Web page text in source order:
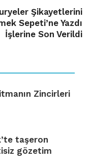
Şikayetlerini
Sepeti’ne Yazdı
İşlerine Son Verildi
Zincirleri
taşeron
gözetim